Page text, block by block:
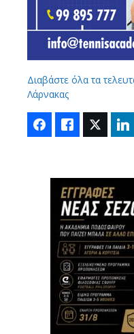
Διαβάστε όλα τα
Λάρνακας
FacebookLike Twitter